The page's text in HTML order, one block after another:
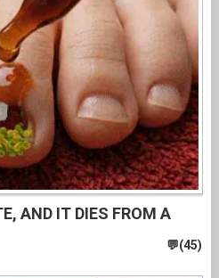
AND IT DIES FROM A